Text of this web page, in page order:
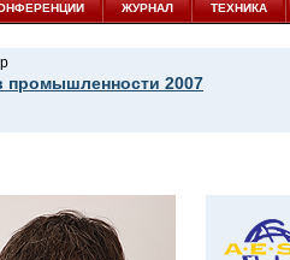
ЖУРНАЛ ТЕХНИКА
промышленности 2007